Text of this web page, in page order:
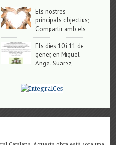
Els nostres
principals objectius;
Compartir amb els
Els dies 10 i 11 de
gener, en Miguel
Angel Suarez,